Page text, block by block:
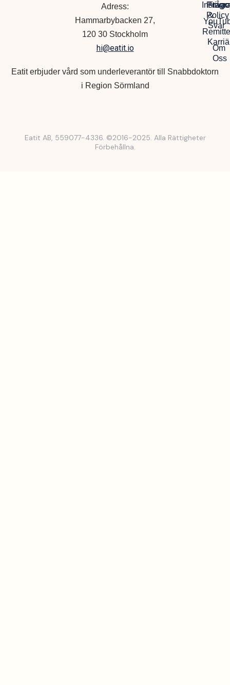
Adress:
Hammarbybacken 27,
120 30 Stockholm
hi@eatit.io
Eatit erbjuder vård som underleverantör till Snabbdoktorn
i Region Sörmland
Policy
Om
Oss
&
Svar
Eatit AB, 559077-4336. ©2016-2025. Alla Rättigheter
Förbehållna.